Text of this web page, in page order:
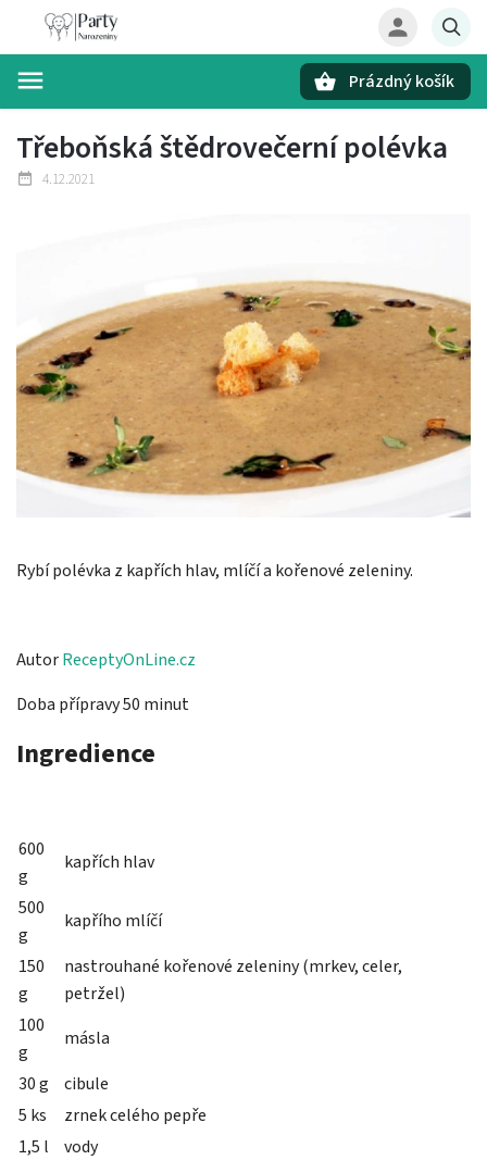
Prázdný košík
Třeboňská štědrovečerní polévka
4.12.2021
Rybí polévka z kapřích hlav, mlíčí a kořenové zeleniny.
AutorReceptyOnLine.cz
Doba přípravy 50 minut
Ingredience
600
g
kapřích hlav
500
g
kapřího mlíčí
150
g
nastrouhané kořenové zeleniny (mrkev, celer,
petržel)
100
g
másla
30 g
cibule
5 ks
zrnek celého pepře
1,5 l
vody